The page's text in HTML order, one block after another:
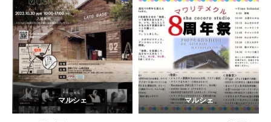
マルシェ マルシェ